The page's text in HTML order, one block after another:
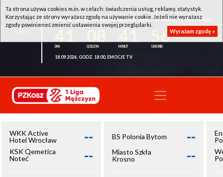
WKK ACTIVE HOTEL WROCŁAW - KSK QEMETICA NOTEĆ INOWROCŁAW
56
18.09.2026, GODZ. 18:00, EMOCJE TV
WKK Active
Hotel Wrocław
--
KSK Qemetica
Noteć
Inowrocław
--
BS Polonia Bytom --
Miasto Szkła
Krosno
--
Ta strona używa cookies m.in. w celach: świadczenia usług, reklamy, statystyk.
Korzystając ze strony wyrażasz zgodę na używanie cookie. Jeżeli nie wyrażasz
zgody powinieneś zmienić ustawienia swojej przeglądarki.
Wyrażam zgodę »